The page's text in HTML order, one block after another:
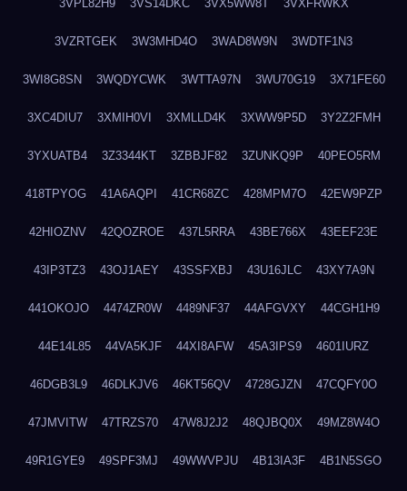
3VPL82H9 3VS14DKC 3VX5WW8T 3VXFRWKX
3VZRTGEK 3W3MHD4O 3WAD8W9N 3WDTF1N3
3WI8G8SN 3WQDYCWK 3WTTA97N 3WU70G19 3X71FE60
3XC4DIU7 3XMIH0VI 3XMLLD4K 3XWW9P5D 3Y2Z2FMH
3YXUATB4 3Z3344KT 3ZBBJF82 3ZUNKQ9P 40PEO5RM
418TPYOG 41A6AQPI 41CR68ZC 428MPM7O 42EW9PZP
42HIOZNV 42QOZROE 437L5RRA 43BE766X 43EEF23E
43IP3TZ3 43OJ1AEY 43SSFXBJ 43U16JLC 43XY7A9N
441OKOJO 4474ZR0W 4489NF37 44AFGVXY 44CGH1H9
44E14L85 44VA5KJF 44XI8AFW 45A3IPS9 4601IURZ
46DGB3L9 46DLKJV6 46KT56QV 4728GJZN 47CQFY0O
47JMVITW 47TRZS70 47W8J2J2 48QJBQ0X 49MZ8W4O
49R1GYE9 49SPF3MJ 49WWVPJU 4B13IA3F 4B1N5SGO